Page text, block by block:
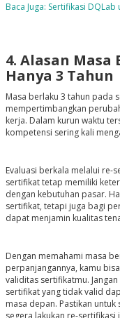
Baca Juga: Sertifikasi
4. Alasan
Hanya 3 Tahun
Masa berlaku 3 tahun pada
mempertimbangkan
kerja. Dalam kurun waktu
kompetensi sering kali
Evaluasi berkala melalui re-
sertifikat tetap memiliki
dengan kebutuhan pasar.
sertifikat, tetapi juga bagi
dapat menjamin kualitas
Dengan memahami masa
perpanjangannya, kamu
validitas sertifikatmu.
sertifikat yang tidak valid
masa depan. Pastikan